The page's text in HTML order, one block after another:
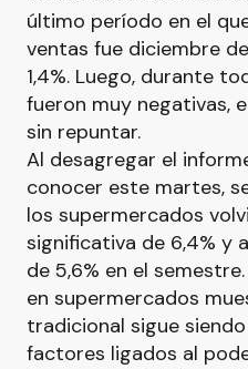
último período en el
ventas fue diciembre
1,4%. Luego, durante
fueron muy negativas,
sin repuntar.
Al desagregar el
conocer este martes,
los supermercados
significativa de 6,4% y
de 5,6% en el
en supermercados
tradicional sigue
factores ligados al